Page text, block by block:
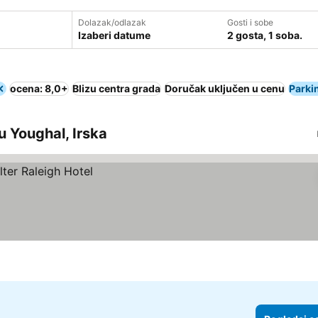
Dolazak/odlazak
Izaberi datume
Gosti i sobe
2 gosta, 1 soba.
ocena: 8,0+ Blizu centra grada Doručak uključen u cenu
Youghal, Irska